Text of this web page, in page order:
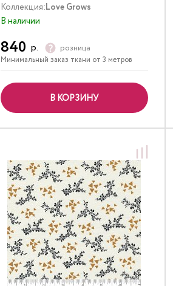
Коллекция:Love Grows
В наличии
840 р. розница
Минимальный заказ ткани от 3 метров
В КОРЗИНУ